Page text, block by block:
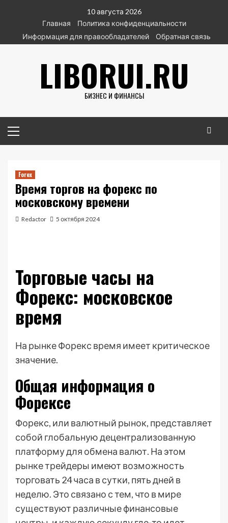
содержимому
10 августа 2026
Главная
Политика конфиденциальности
Информация для правообладателей
Обратная связь
LIBORUI.RU
БИЗНЕС И ФИНАНСЫ
меню
Forex
Время торгов на форекс по
московскому времени
Redactor 5 октября 2024
Торговые часы на
Форекс: московское
время
На рынке Форекс время имеет критическое
значение.
Общая информация о
Форексе
Форекс, или валютный рынок, представляет
собой глобальную децентрализованную
платформу для обмена валют. На этом
рынке трейдеры имеют возможность
торговать 24 часа в сутки, пять дней в
неделю. Это связано с тем, что в мире
существуют различные финансовые